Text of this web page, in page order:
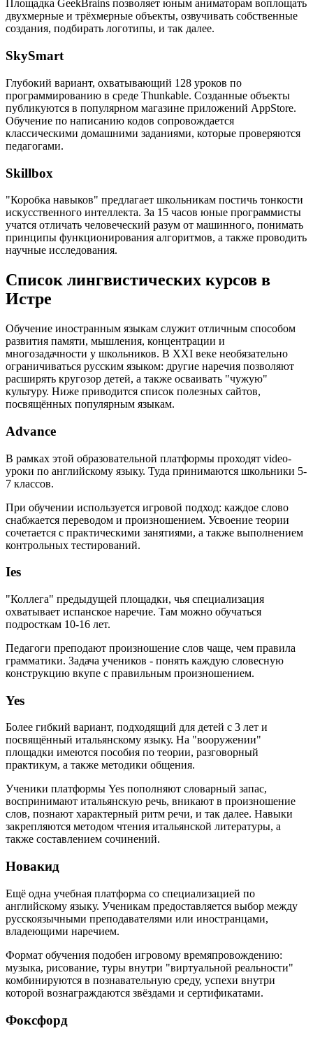
Площадка GeekBrains позволяет юным аниматорам воплощать
двухмерные и трёхмерные объекты, озвучивать собственные
создания, подбирать логотипы, и так далее.
SkySmart
Глубокий вариант, охватывающий 128 уроков по
программированию в среде Thunkable. Созданные объекты
публикуются в популярном магазине приложений AppStore.
Обучение по написанию кодов сопровождается
классическими домашними заданиями, которые проверяются
педагогами.
Skillbox
"Коробка навыков" предлагает школьникам постичь тонкости
искусственного интеллекта. За 15 часов юные программисты
учатся отличать человеческий разум от машинного, понимать
принципы функционирования алгоритмов, а также проводить
научные исследования.
Список лингвистических курсов в
Истре
Обучение иностранным языкам служит отличным способом
развития памяти, мышления, концентрации и
многозадачности у школьников. В XXI веке необязательно
ограничиваться русским языком: другие наречия позволяют
расширять кругозор детей, а также осваивать "чужую"
культуру. Ниже приводится список полезных сайтов,
посвящённых популярным языкам.
Advance
В рамках этой образовательной платформы проходят video-
уроки по английскому языку. Туда принимаются школьники 5-
7 классов.
При обучении используется игровой подход: каждое слово
снабжается переводом и произношением. Усвоение теории
сочетается с практическими занятиями, а также выполнением
контрольных тестирований.
Ies
"Коллега" предыдущей площадки, чья специализация
охватывает испанское наречие. Там можно обучаться
подросткам 10-16 лет.
Педагоги преподают произношение слов чаще, чем правила
грамматики. Задача учеников - понять каждую словесную
конструкцию вкупе с правильным произношением.
Yes
Более гибкий вариант, подходящий для детей с 3 лет и
посвящённый итальянскому языку. На "вооружении"
площадки имеются пособия по теории, разговорный
практикум, а также методики общения.
Ученики платформы Yes пополняют словарный запас,
воспринимают итальянскую речь, вникают в произношение
слов, познают характерный ритм речи, и так далее. Навыки
закрепляются методом чтения итальянской литературы, а
также составлением сочинений.
Новакид
Ещё одна учебная платформа со специализацией по
английскому языку. Ученикам предоставляется выбор между
русскоязычными преподавателями или иностранцами,
владеющими наречием.
Формат обучения подобен игровому времяпровождению:
музыка, рисование, туры внутри "виртуальной реальности"
комбинируются в познавательную среду, успехи внутри
которой вознаграждаются звёздами и сертификатами.
Фоксфорд